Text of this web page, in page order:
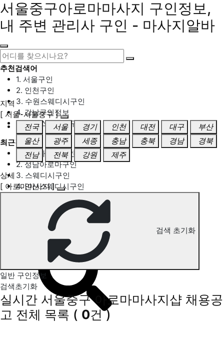
서울중구아로마마사지 구인정보,
내 주변 관리사 구인 - 마사지알바
추천검색어
1. 서울구인
2. 인천구인
3. 수원스웨디시구인
4. 강남구인정보
5. 동탄스웨디시구인
최근검색어
1. 일산마사지구인
2. 성남아로마구인
3. 스웨디시구인
4. 안산스웨디시구인
서울중구 아로마마사지 구인정보
지역
[ 서울-서울중구 ]
전국
서울 경기 인천 대전 대구
부산
울산
광주 세종 충남 충북 경남
경북
전남
전북 강원 제주
상세
[ 아로마마사지 ]
검색 초기화
일반 구인정보
검색초기화
실시간 서울중구 아로마마사지샵 채용공
고 전체 목록 ( 0건 )